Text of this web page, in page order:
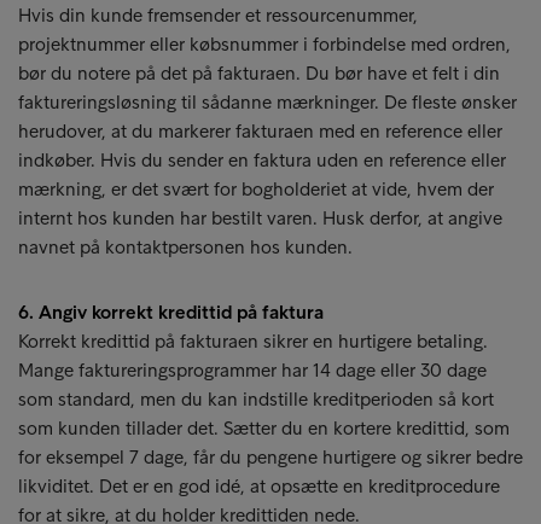
Hvis din kunde fremsender et ressourcenummer,
projektnummer eller købsnummer i forbindelse med ordren,
bør du notere på det på fakturaen. Du bør have et felt i din
faktureringsløsning til sådanne mærkninger. De fleste ønsker
herudover, at du markerer fakturaen med en reference eller
indkøber. Hvis du sender en faktura uden en reference eller
mærkning, er det svært for bogholderiet at vide, hvem der
internt hos kunden har bestilt varen. Husk derfor, at angive
navnet på kontaktpersonen hos kunden.
6. Angiv korrekt kredittid på faktura
Korrekt kredittid på fakturaen sikrer en hurtigere betaling.
Mange faktureringsprogrammer har 14 dage eller 30 dage
som standard, men du kan indstille kreditperioden så kort
som kunden tillader det. Sætter du en kortere kredittid, som
for eksempel 7 dage, får du pengene hurtigere og sikrer bedre
likviditet. Det er en god idé, at opsætte en kreditprocedure
for at sikre, at du holder kredittiden nede.